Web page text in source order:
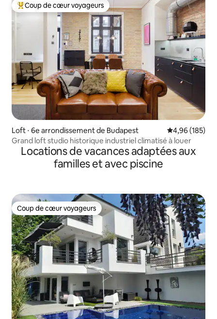
Coups de cœur voyageurs les plus appréciés
Coup de cœur voyageurs
Loft ⋅ 6e arrondissement de Budapest Évaluation
4,96 (185)
Grand loft studio historique industriel climatisé à louer
Locations de vacances adaptées aux
familles et avec piscine
Coup de cœur voyageurs
Coup de cœur voyageurs